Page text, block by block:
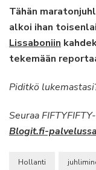
Tähän
alkoi ihan
Lissaboniin
tekemään
Piditkö
Seuraa
Blogit.fi-palvelussa
Hollanti